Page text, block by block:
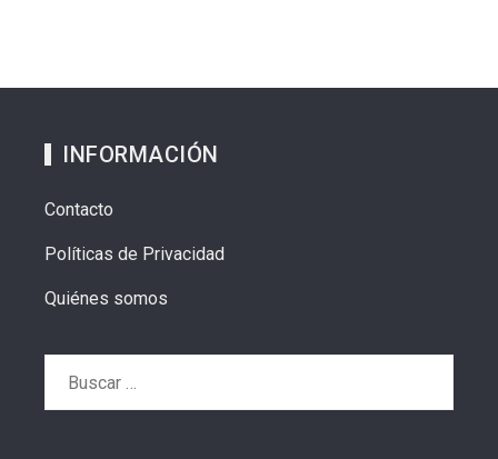
INFORMACIÓN
Contacto
Políticas de Privacidad
Quiénes somos